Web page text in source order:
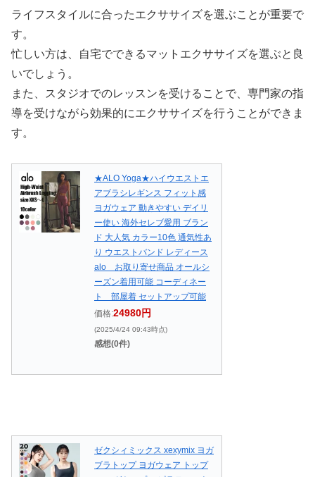
ライフスタイルに合ったエクササイズを選ぶことが重要で
す。
忙しい方は、自宅でできるマットエクササイズを選ぶと良
いでしょう。
また、スタジオでのレッスンを受けることで、専門家の指
導を受けながら効果的にエクササイズを行うことができま
す。
★ALO Yoga★ハイウエストエ
アブラシレギンス フィット感
ヨガウェア 動きやすい デイリ
ー使い 海外セレブ愛用 ブラン
ド 大人気 カラー10色 通気性あ
り ウエストバンド レディース
alo お取り寄せ商品 オールシ
ーズン着用可能 コーディネー
ト 部屋着 セットアップ可能
価格:24980円
(2025/4/24 09:43時点)
感想(0件)
ゼクシィミックス xexymix ヨガ
ブラトップ ヨガウェア トップ